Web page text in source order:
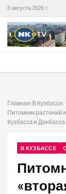
8 августа 2026 г.
Главная/В Кузбассе/
Питомник растений
Кузбасса и Донбасса
В КУЗБАССЕ